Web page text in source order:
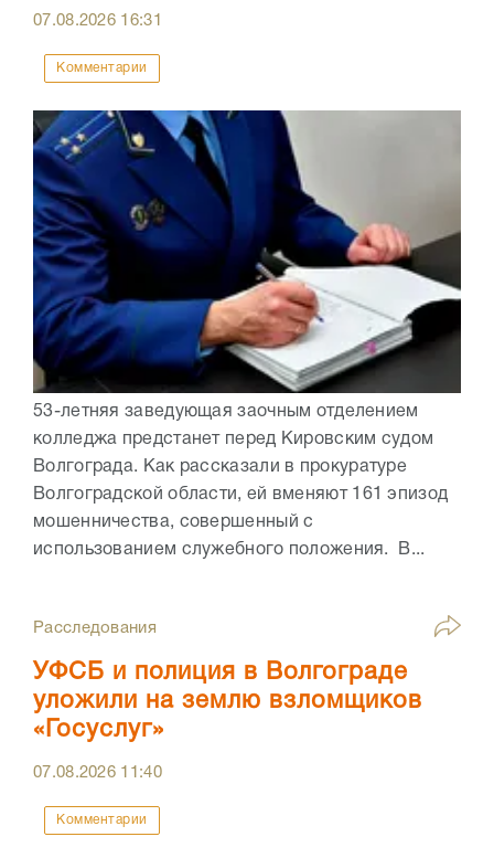
07.08.2026 16:31
Комментарии
53-летняя заведующая заочным отделением
колледжа предстанет перед Кировским судом
Волгограда. Как рассказали в прокуратуре
Волгоградской области, ей вменяют 161 эпизод
мошенничества, совершенный с
использованием служебного положения. В...
Расследования
УФСБ и полиция в Волгограде
уложили на землю взломщиков
«Госуслуг»
07.08.2026 11:40
Комментарии